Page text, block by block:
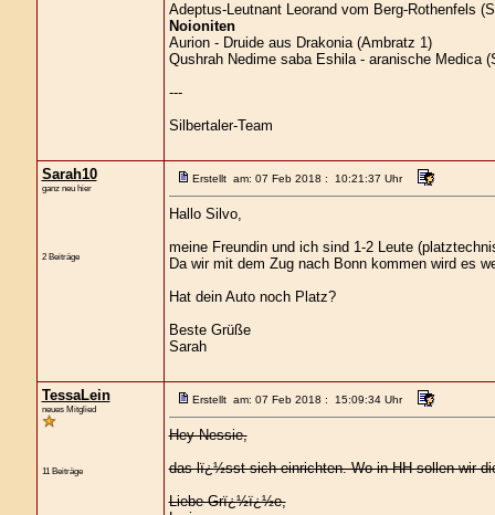
Adeptus-Leutnant Leorand vom Berg-Rothenfels
Noioniten
Aurion - Druide aus Drakonia (Ambratz 1)
Qushrah Nedime saba Eshila - aranische Medica
---
Silbertaler-Team
Sarah10
ganz neu hier
2 Beiträge
Erstellt am: 07 Feb 2018 : 10:21:37 Uhr
Hallo Silvo,
meine Freundin und ich sind 1-2 Leute
Da wir mit dem Zug nach Bonn kommen wird es
Hat dein Auto noch Platz?
Beste Grüße
Sarah
TessaLein
neues Mitglied
11 Beiträge
Erstellt am: 07 Feb 2018 : 15:09:34 Uhr
Hey Nessie,
das lï¿½sst sich einrichten. Wo in HH sollen wir
Liebe Grï¿½ï¿½e,